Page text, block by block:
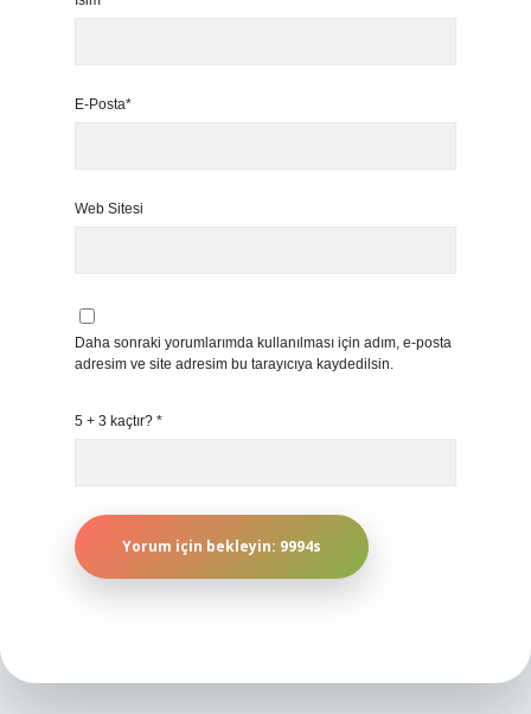
E-Posta*
Web Sitesi
Daha sonraki yorumlarımda kullanılması için adım, e-posta
adresim ve site adresim bu tarayıcıya kaydedilsin.
5 + 3 kaçtır? *